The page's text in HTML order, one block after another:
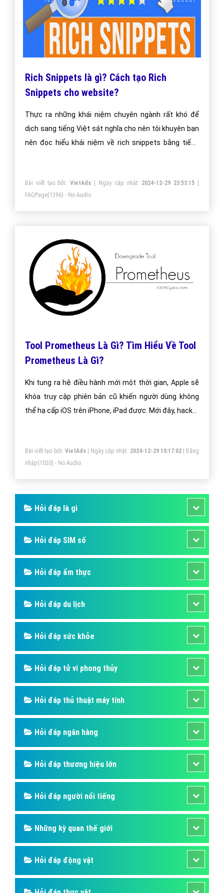
Rich Snippets là gì? Cách tạo Rich
Snippets cho website?
Thực ra những khái niệm chuyên ngành rất khó để
dịch sang tiếng Việt sát nghĩa cho nên tôi khuyên bạn
nên đọc hiểu khái niệm về rich snippets bằng tiếng
của mình.
Bài viết tạo bởi:VietAds | Ngày cập nhật: 2024-12-29 23:53:15
FAQPage(1396) - No Audio
Tool Prometheus Là Gì? Tìm Hiểu Về Tool
Prometheus Là Gì?
Khi tung ra hệ điều hành mới một thời gian, Apple sẽ
khóa truy cập phiên bản cũ khiến người dùng không
thể hạ cấp iOS trên iPhone, iPad được. Mới đây, hacker
Bài viết tạo bởi: VietAds| Ngày cập nhật: 2024-12-29 10:17:02|Đăng
nhập(1020) - No Audio
Hỏi đáp là gì
Hỏi đáp SIM số
Hỏi đáp ẩm thực
Hỏi đáp du lịch
Hỏi đáp sức khỏe
Hỏi đáp tử vi phong thủy
Hỏi đáp thủ thuật máy tính
Hỏi đáp ngân hàng
Hỏi đáp thương hiệu lớn
Hỏi đáp người nổi tiếng
Những kỳ quan thế giới
Hỏi đáp động vật